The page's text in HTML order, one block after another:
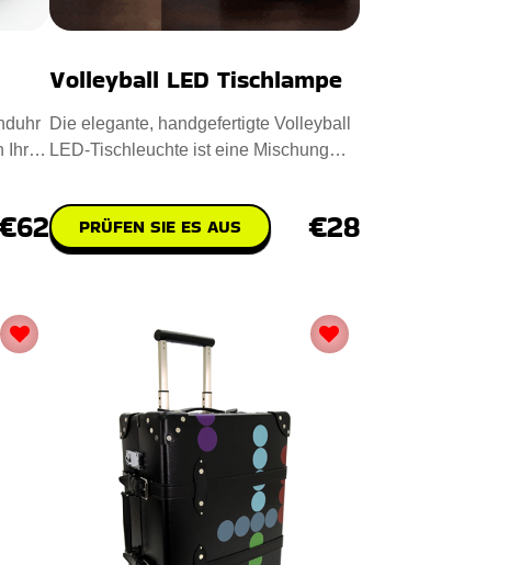
Ihr
Volleyball LED Tischlampe
Die elegante, handgefertigte Volleyball
LED-Tischleuchte ist eine Mischung
PRÜFEN SIE ES AUS €28